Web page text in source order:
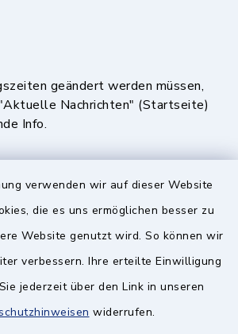
verwenden wir auf dieser Website
die es uns ermöglichen besser zu
Website genutzt wird. So können wir
verbessern. Ihre erteilte Einwilligung
jederzeit über den Link in unseren
widerrufen.
geändert werden müssen,
Nachrichten" (Startseite)
Info.
München Südost